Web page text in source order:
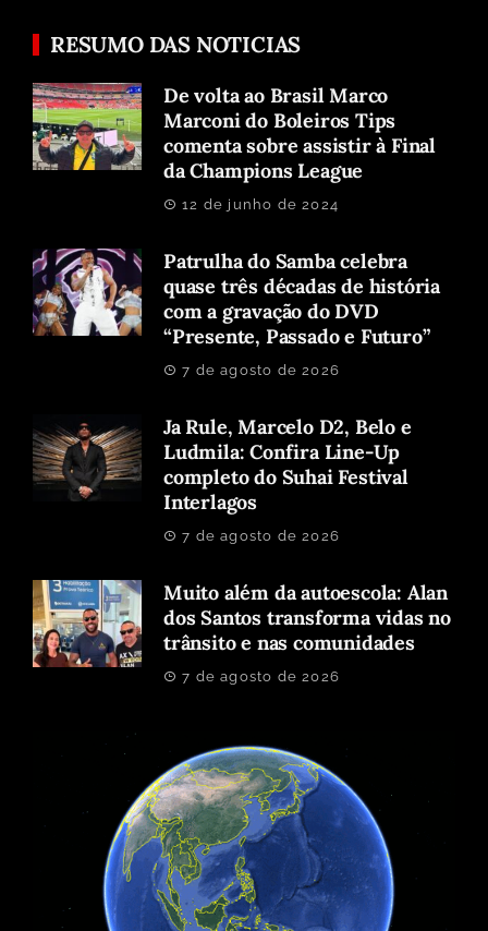
RESUMO DAS NOTICIAS
De volta ao Brasil Marco
Marconi do Boleiros Tips
comenta sobre assistir à Final
da Champions League
12 de junho de 2024
Patrulha do Samba celebra
quase três décadas de história
com a gravação do DVD
“Presente, Passado e Futuro”
7 de agosto de 2026
Ja Rule, Marcelo D2, Belo e
Ludmila: Confira Line-Up
completo do Suhai Festival
Interlagos
7 de agosto de 2026
Muito além da autoescola: Alan
dos Santos transforma vidas no
trânsito e nas comunidades
7 de agosto de 2026